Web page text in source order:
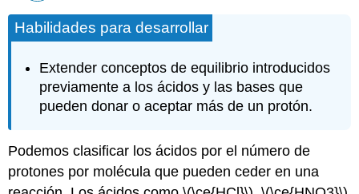
Habilidades para desarrollar
Extender conceptos de equilibrio introducidos
previamente a los ácidos y las bases que
pueden donar o aceptar más de un protón.
Podemos clasificar los ácidos por el número de
protones por molécula que pueden ceder en una